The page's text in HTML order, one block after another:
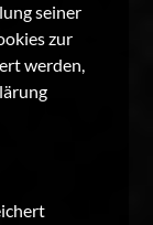
seiner
zur
werden,